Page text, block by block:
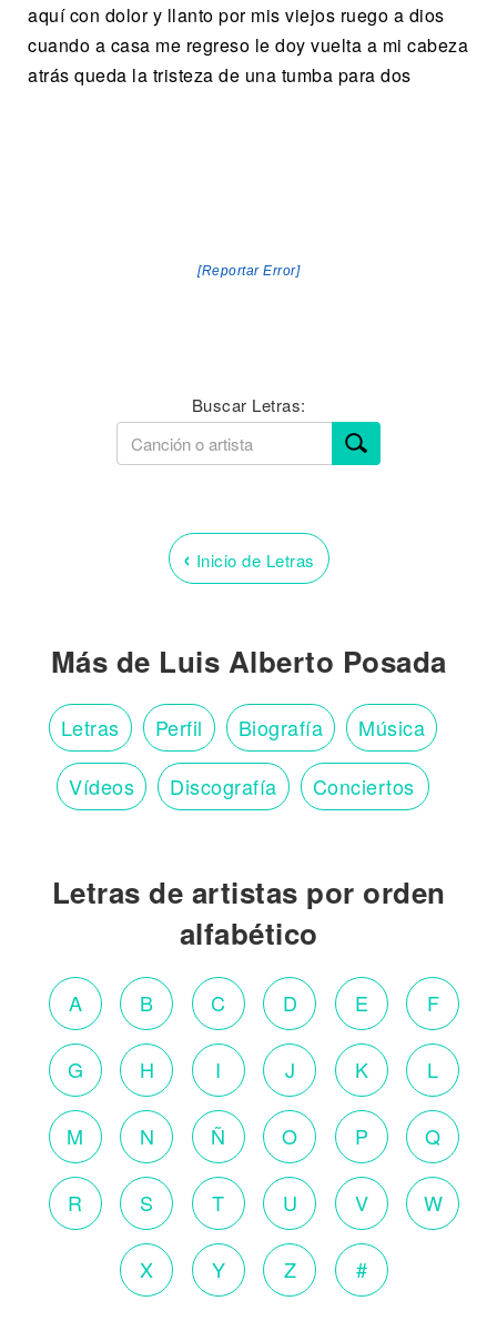
aquí con dolor y llanto por mis viejos ruego a dios
cuando a casa me regreso le doy vuelta a mi cabeza
atrás queda la tristeza de una tumba para dos
[Reportar Error]
Buscar Letras:
‹ Inicio de Letras
Más de Luis Alberto Posada
Letras Perfil Biografía Música
Vídeos Discografía Conciertos
Letras de artistas por orden
alfabético
A B C D E F
G H I J K L
M N Ñ O P Q
R S T U V W
X Y Z #